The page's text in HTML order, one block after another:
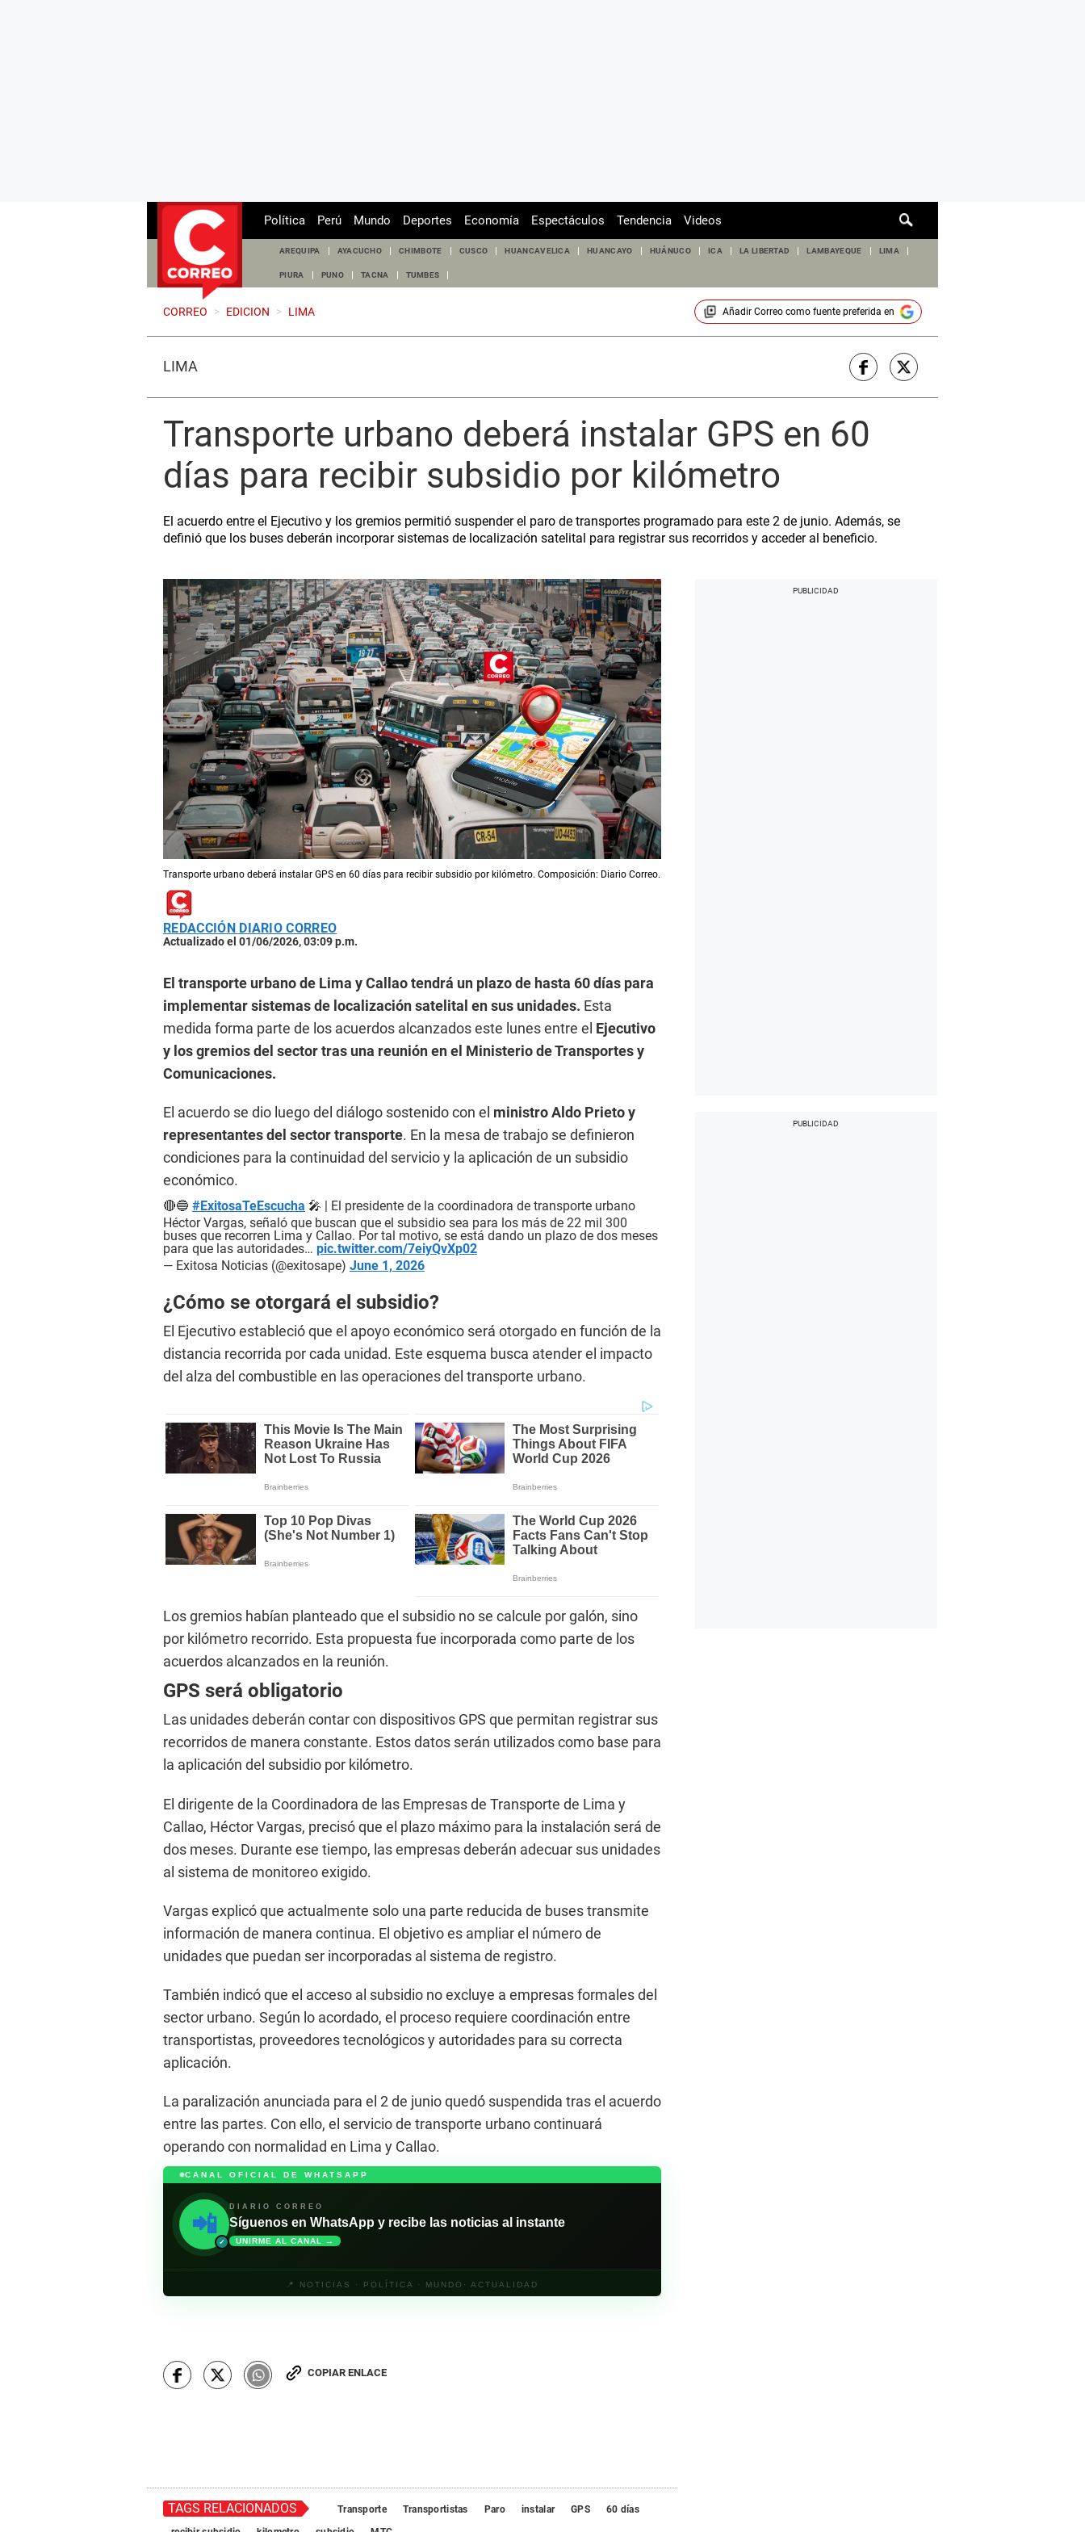
de
Política Perú Mundo Deportes Economía Espectáculos Tendencia Videos
AREQUIPA AYACUCHO CHIMBOTE CUSCO HUANCAVELICA HUANCAYO HUÁNUCO ICA LA LIBERTAD LAMBAYEQUE LIMA
PIURA PUNO TACNA TUMBES
CORREO > EDICION > LIMA Añadir Correocomo fuente preferida en
LIMA
Transporte urbano deberá instalar GPS en 60
días para recibir subsidio por kilómetro
El acuerdo entre el Ejecutivo y los gremios permitió suspender el paro de transportes programado para este 2 de junio. Además, se
definió que los buses deberán incorporar sistemas de localización satelital para registrar sus recorridos y acceder al beneficio.
Transporte urbano deberá instalar GPS en 60 días para recibir subsidio por kilómetro. Composición: Diario Correo.
REDACCIÓN DIARIO CORREO
Actualizado el 01/06/2026, 03:09 p.m.
El transporte urbano de Lima y Callao tendrá un plazo de hasta 60 días para
implementar sistemas de localización satelital en sus unidades. Esta
medida forma parte de los acuerdos alcanzados este lunes entre el Ejecutivo
y los gremios del sector tras una reunión en el Ministerio de Transportes y
Comunicaciones.
El acuerdo se dio luego del diálogo sostenido con el ministro Aldo Prieto y
representantes del sector transporte. En la mesa de trabajo se definieron
condiciones para la continuidad del servicio y la aplicación de un subsidio
económico.
🔴🔵 #ExitosaTeEscucha 🎤 | El presidente de la coordinadora de transporte urbano
Héctor Vargas, señaló que buscan que el subsidio sea para los más de 22 mil 300
buses que recorren Lima y Callao. Por tal motivo, se está dando un plazo de dos meses
para que las autoridades… pic.twitter.com/7eiyQvXp02
— Exitosa Noticias (@exitosape) June 1, 2026
¿Cómo se otorgará el subsidio?
El Ejecutivo estableció que el apoyo económico será otorgado en función de la
distancia recorrida por cada unidad. Este esquema busca atender el impacto
del alza del combustible en las operaciones del transporte urbano.
Los gremios habían planteado que el subsidio no se calcule por galón, sino
por kilómetro recorrido. Esta propuesta fue incorporada como parte de los
acuerdos alcanzados en la reunión.
GPS será obligatorio
Las unidades deberán contar con dispositivos GPS que permitan registrar sus
recorridos de manera constante. Estos datos serán utilizados como base para
la aplicación del subsidio por kilómetro.
El dirigente de la Coordinadora de las Empresas de Transporte de Lima y
Callao, Héctor Vargas, precisó que el plazo máximo para la instalación será de
dos meses. Durante ese tiempo, las empresas deberán adecuar sus unidades
al sistema de monitoreo exigido.
Vargas explicó que actualmente solo una parte reducida de buses transmite
información de manera continua. El objetivo es ampliar el número de
unidades que puedan ser incorporadas al sistema de registro.
También indicó que el acceso al subsidio no excluye a empresas formales del
sector urbano. Según lo acordado, el proceso requiere coordinación entre
transportistas, proveedores tecnológicos y autoridades para su correcta
aplicación.
La paralización anunciada para el 2 de junio quedó suspendida tras el acuerdo
entre las partes. Con ello, el servicio de transporte urbano continuará
operando con normalidad en Lima y Callao.
CANAL OFICIAL DE WHATSAPP
📲
✓
DIARIO CORREO
Síguenos en WhatsApp y recibe las noticias al instante
UNIRME AL CANAL →
📍 NOTICIAS · POLÍTICA · MUNDO· ACTUALIDAD
COPIAR ENLACE
TAGS RELACIONADOS Transporte Transportistas Paro instalar GPS
60 días